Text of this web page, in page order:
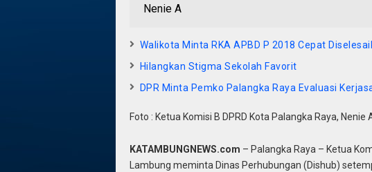
Nenie A
Walikota Minta RKA APBD P 2018 Cepat
Hilangkan Stigma Sekolah Favorit
DPR Minta Pemko Palangka Raya Evaluasi
Foto : Ketua Komisi B DPRD Kota Palangka Raya, Nenie
KATAMBUNGNEWS.com – Palangka Raya – Ketua
Lambung meminta Dinas Perhubungan (Dishub)